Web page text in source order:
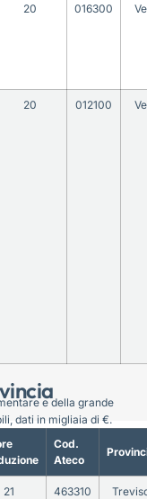
20 016300
20 012100
Cod.
Ateco
21 463310
e della grande
dati in migliaia di €.